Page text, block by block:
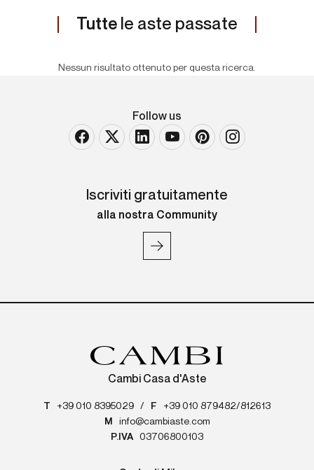
Tutte le aste passate
Nessun risultato ottenuto per questa ricerca.
Follow us
Iscriviti gratuitamente
alla nostra Community
Cambi Casa d'Aste
T +39 010 8395029 / F
+39 010 879482/812613
M
info@cambiaste.com
P.IVA
03706800103